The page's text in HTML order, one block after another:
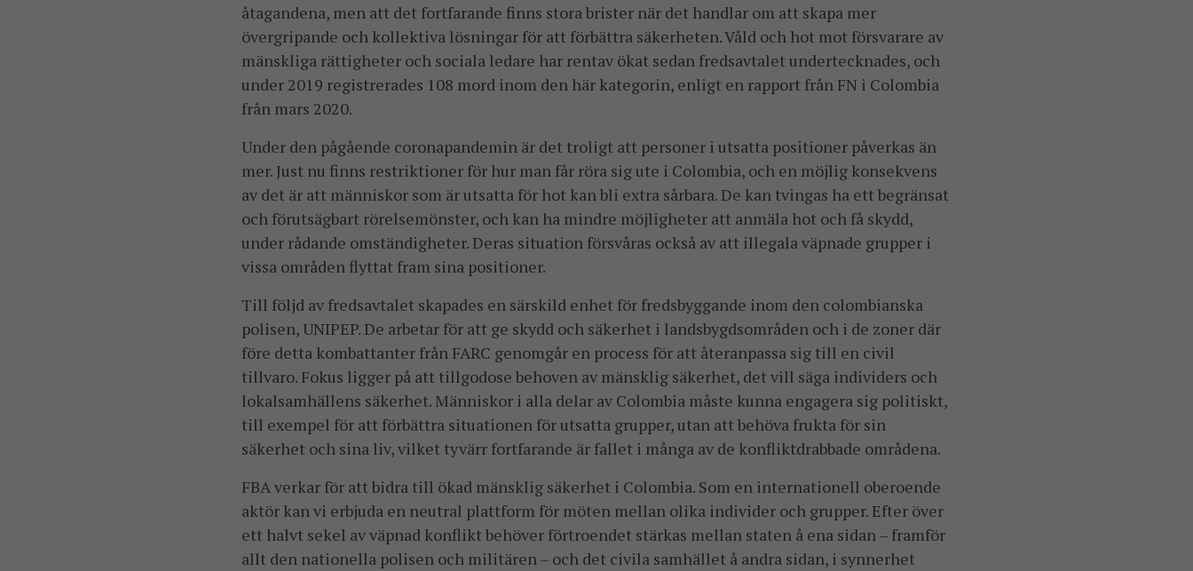
åtagandena, men att det fortfarande finns stora brister när det handlar om att skapa mer
övergripande och kollektiva lösningar för att förbättra säkerheten. Våld och hot mot försvarare av
mänskliga rättigheter och sociala ledare har rentav ökat sedan fredsavtalet undertecknades, och
under 2019 registrerades 108 mord inom den här kategorin, enligt en rapport från FN i Colombia
från mars 2020.
Under den pågående coronapandemin är det troligt att personer i utsatta positioner påverkas än
mer. Just nu finns restriktioner för hur man får röra sig ute i Colombia, och en möjlig konsekvens
av det är att människor som är utsatta för hot kan bli extra sårbara. De kan tvingas ha ett begränsat
och förutsägbart rörelsemönster, och kan ha mindre möjligheter att anmäla hot och få skydd,
under rådande omständigheter. Deras situation försvåras också av att illegala väpnade grupper i
vissa områden flyttat fram sina positioner.
Till följd av fredsavtalet skapades en särskild enhet för fredsbyggande inom den colombianska
polisen, UNIPEP. De arbetar för att ge skydd och säkerhet i landsbygdsområden och i de zoner där
före detta kombattanter från FARC genomgår en process för att återanpassa sig till en civil
tillvaro. Fokus ligger på att tillgodose behoven av mänsklig säkerhet, det vill säga individers och
lokalsamhällens säkerhet. Människor i alla delar av Colombia måste kunna engagera sig politiskt,
till exempel för att förbättra situationen för utsatta grupper, utan att behöva frukta för sin
säkerhet och sina liv, vilket tyvärr fortfarande är fallet i många av de konfliktdrabbade områdena.
FBA verkar för att bidra till ökad mänsklig säkerhet i Colombia. Som en internationell oberoende
aktör kan vi erbjuda en neutral plattform för möten mellan olika individer och grupper. Efter över
ett halvt sekel av väpnad konflikt behöver förtroendet stärkas mellan staten å ena sidan – framför
allt den nationella polisen och militären – och det civila samhället å andra sidan, i synnerhet